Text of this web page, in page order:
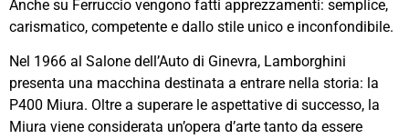
Anche su Ferruccio vengono fatti apprezzamenti: semplice,
carismatico, competente e dallo stile unico e inconfondibile.
Nel 1966 al Salone dell’Auto di Ginevra, Lamborghini
presenta una macchina destinata a entrare nella storia: la
P400 Miura. Oltre a superare le aspettative di successo, la
Miura viene considerata un’opera d’arte tanto da essere